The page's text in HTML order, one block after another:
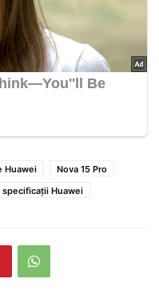
Huawei
Nova 15 Pro
specificații Huawei